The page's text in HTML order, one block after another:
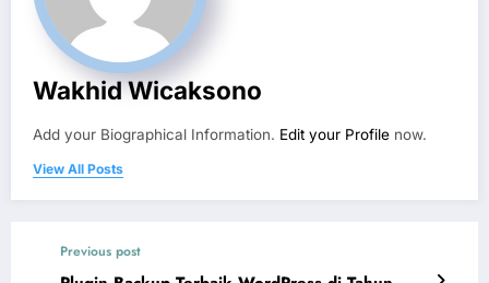
Wakhid Wicaksono
Add your Biographical Information. Edit your Profile now.
View All Posts
Previous post